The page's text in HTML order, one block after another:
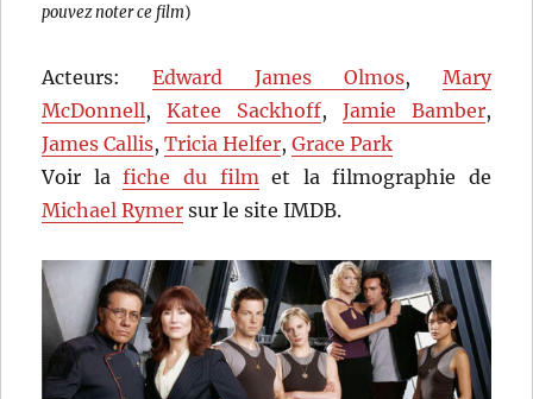
pouvez noter ce film)
Acteurs:Edward James Olmos, Mary
McDonnell,Katee Sackhoff, Jamie Bamber,
James Callis,Tricia Helfer,Grace Park
Voir lafiche du film et la filmographie de
Michael Rymer sur le site IMDB.